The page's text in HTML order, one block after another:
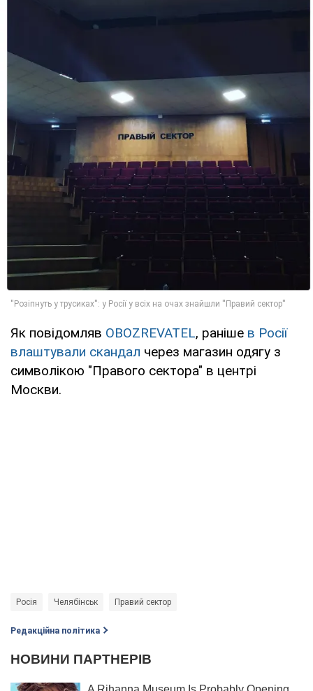
Як повідомляв OBOZREVATEL, раніше в Росії
влаштували скандал через магазин одягу з
символікою "Правого сектора" в центрі
Москви.
Росія Челябінськ Правий сектор
Редакційна політика